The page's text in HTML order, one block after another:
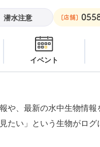
意 黄金崎ビーチ： オー
[店舗]
イベント
や、最新の水中生物情報
たい」という生物がロ